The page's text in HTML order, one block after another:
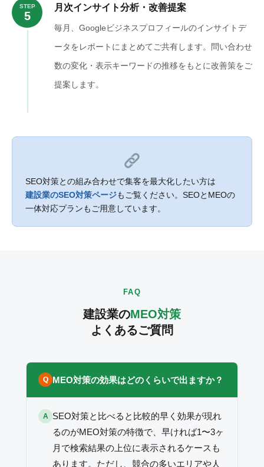
STEP
5
月次インサイト分析・改善提案
毎月、Googleビジネスプロフィールのインサイトデ
ータをレポートにまとめてご共有します。問い合わせ
数の変化・表示キーワードの推移をもとに改善策をご
提案します。
SEO対策との組み合わせで集客を最大化したい方は
建設業のSEO対策ページもご覧ください。SEOとMEOの
一体対応プランもご用意しています。
FAQ
建設業のMEO対策
よくあるご質問
Q MEO対策の効果はどのくらいで出ますか？
A
SEO対策と比べると比較的早く効果が現れ
るのがMEO対策の特徴で、早ければ1〜3ヶ
月で検索結果の上位に表示されるケースも
あります。ただし、競合の多いエリアや人